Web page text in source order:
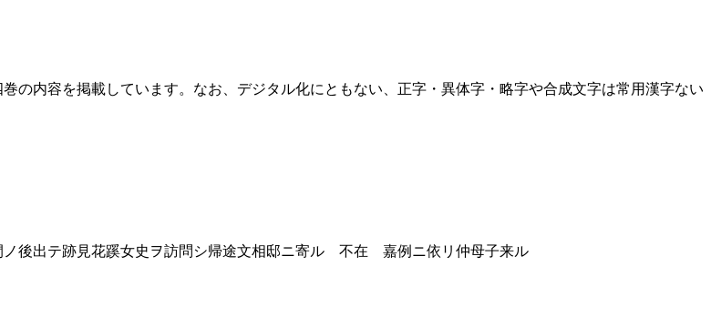
の内容を掲載しています。なお、デジタル化にともない、正字・異体字・略字や合成文字は常用漢字ない
テ跡見花蹊女史ヲ訪問シ帰途文相邸ニ寄ル 不在 嘉例ニ依リ仲母子来ル